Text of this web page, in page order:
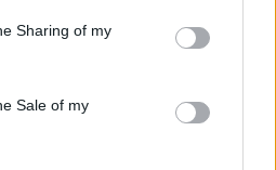
behaviour. You may click to
and its third-party tags to
purposes in below Google
Sharing of my
Sale of my